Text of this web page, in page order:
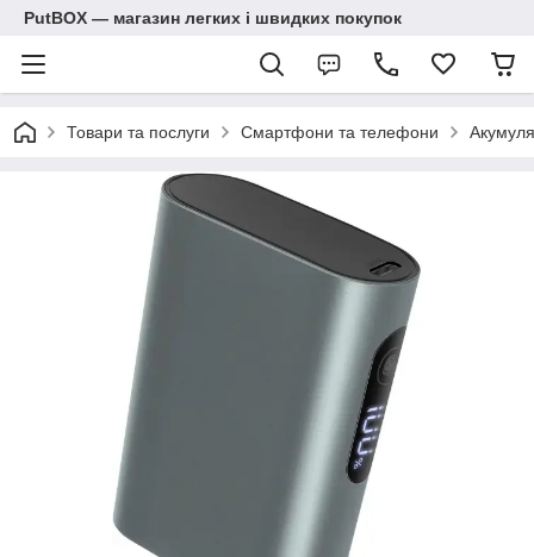
PutBOX — магазин легких і швидких покупок
Товари та послуги Смартфони та телефони